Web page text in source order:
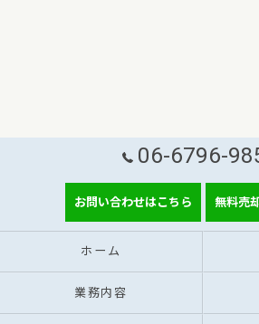
06-6796-
お問い合わせはこちら 無料売
ホーム
業務内容